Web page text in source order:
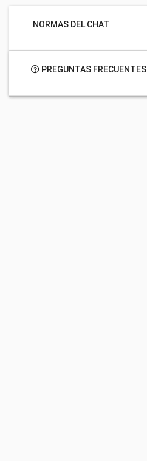
NORMAS DEL CHAT
PREGUNTAS FRECUENTES